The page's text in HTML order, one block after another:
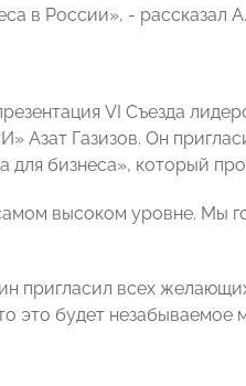
в России», - рассказал
VI Съезда
Газизов. Он
бизнеса», который
высоком уровне. Мы
пригласил всех
это будет незабываемое